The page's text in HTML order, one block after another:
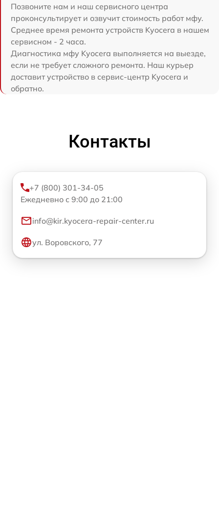
Позвоните нам и наш сервисного центра
проконсультирует и озвучит стоимость работ мфу.
Среднее время ремонта устройств Kyocera в нашем
сервисном - 2 часа.
Диагностика мфу Kyocera выполняется на выезде,
если не требует сложного ремонта. Наш курьер
доставит устройство в сервис-центр Kyocera и
обратно.
Контакты
+7 (800) 301-34-05
Ежедневно с 9:00 до 21:00
info@kir.kyocera-repair-center.ru
ул. Воровского, 77